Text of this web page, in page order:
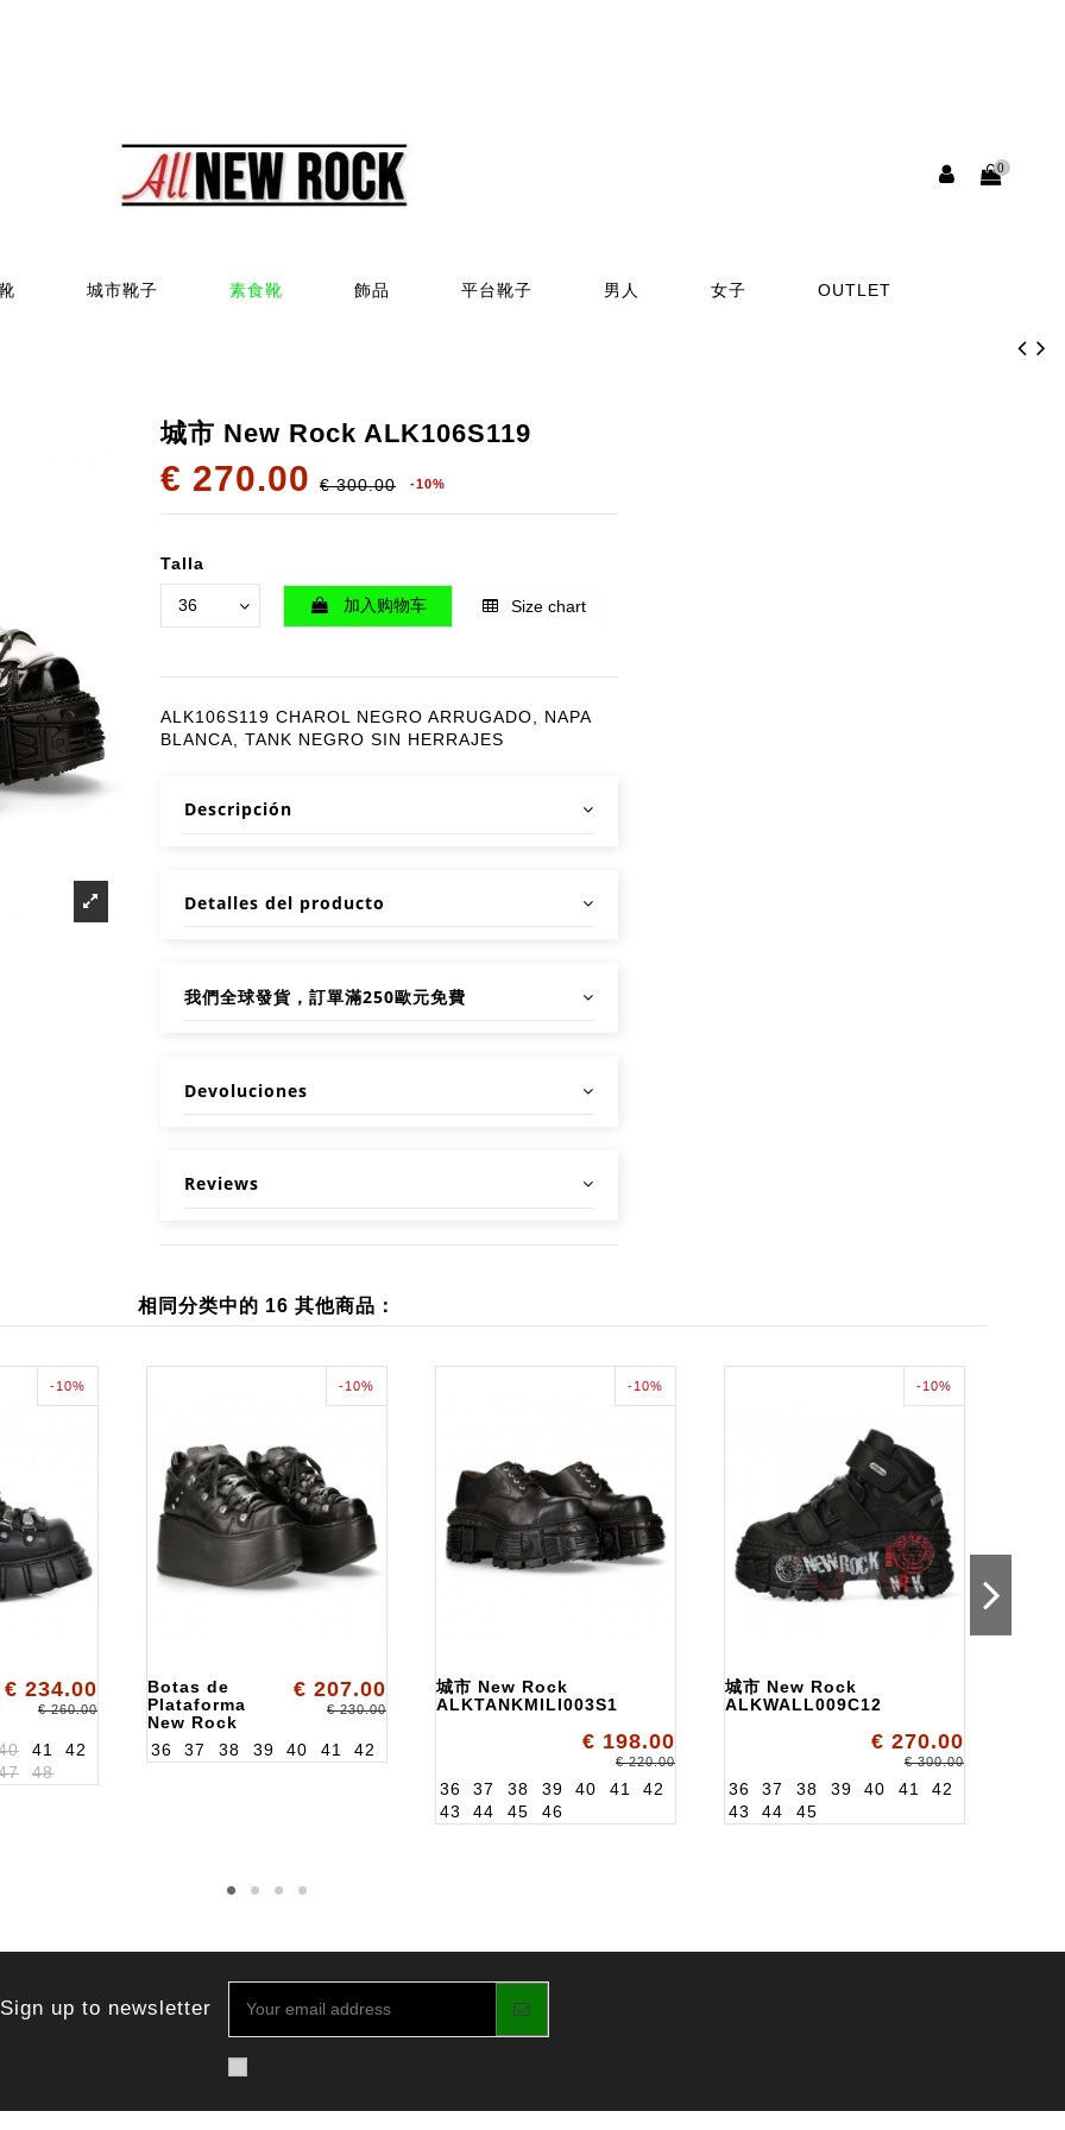
0
城市靴子 素食靴 飾品 平台靴子 男人 女子 OUTLET
城市 New Rock ALK106S119
€ 270.00 € 300.00 -10%
Talla
加入购物车 Size chart
ALK106S119 CHAROL NEGRO ARRUGADO, NAPA
BLANCA, TANK NEGRO SIN HERRAJES
Descripción
Detalles del producto
我們全球發貨，訂單滿250歐元免費
Devoluciones
Reviews
相同分类中的 16 其他商品：
-10%
€ 234.00
€ 260.00
41
42
48
-10%
Botas de
Plataforma
New Rock
ALK106NS77
€ 207.00
€ 230.00
36 37 38 39 40 41 42
-10%
城市 New Rock
ALKTANKMILI003S1
€ 198.00
€ 220.00
36 37 38 39 40 41
42
43
44 45 46
-10%
城市 New Rock
ALKWALL009C12
€ 270.00
€ 300.00
36 37 38 39 40 41
42
43
44 45
Sign up to newsletter